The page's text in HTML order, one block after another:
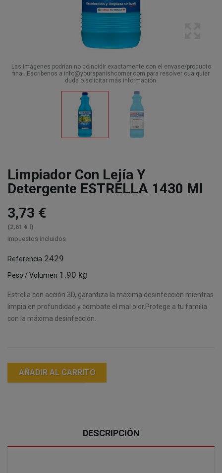
Las imágenes podrían no coincidir exactamente con el envase/producto
final. Escríbenos a info@yourspanishcorner.com para resolver cualquier
duda o solicitar más información.
Limpiador Con Lejía Y
Detergente ESTRELLA 1430 Ml
3,73 €
(2,61 € l)
Impuestos incluidos
Referencia 2429
Peso / Volumen 1.90 kg
Estrella con acción 3D, garantiza la máxima desinfección mientras
limpia en profundidad y combate el mal olor.Protege a tu familia
con la máxima desinfección.
AÑADIR AL CARRITO
DESCRIPCIÓN